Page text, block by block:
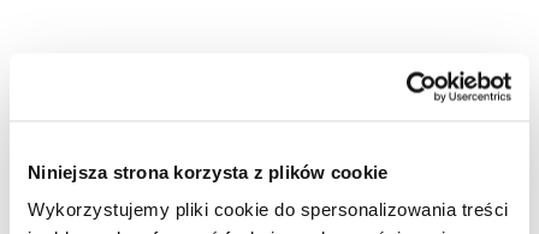
Niniejsza strona korzysta z plików cookie
Wykorzystujemy pliki cookie do spersonalizowania treści